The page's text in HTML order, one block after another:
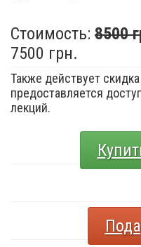
Стоимость: 8500
7500 грн.
Также действует
предоставляется
лекций.